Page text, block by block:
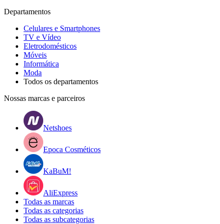
Departamentos
Celulares e Smartphones
TV e Vídeo
Eletrodomésticos
Móveis
Informática
Moda
Todos os departamentos
Nossas marcas e parceiros
Netshoes
Epoca Cosméticos
KaBuM!
AliExpress
Todas as marcas
Todas as categorias
Todas as subcategorias